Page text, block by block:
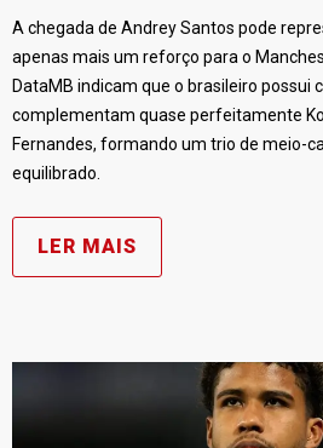
A chegada de Andrey Santos pode
apenas mais um reforço para o
DataMB indicam que o brasileiro possui
complementam quase perfeitamente
Fernandes, formando um trio de meio-
equilibrado.
LER MAIS